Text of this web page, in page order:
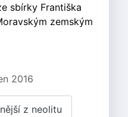
sbírky Františka
zemským
2016
z neolitu